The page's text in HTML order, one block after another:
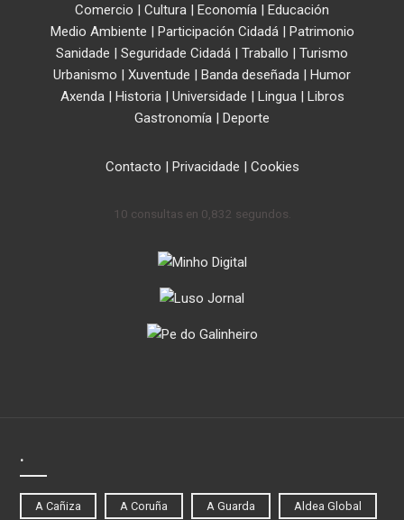
Comercio | Cultura | Economía | Educación
Medio Ambiente | Participación Cidadá| Patrimonio
Sanidade | Seguridade Cidadá | Traballo | Turismo
Urbanismo | Xuventude | Banda deseñada | Humor
Axenda| Historia| Universidade | Lingua| Libros
Gastronomía | Deporte
Contacto | Privacidade | Cookies
10 consultas en 0,832 segundos.
.
A Cañiza A Coruña A Guarda Aldea Global